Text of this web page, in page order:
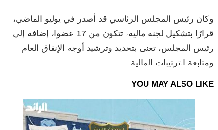
وكان رئيس المجلس الرئاسي قد أصدر في يوليو الماضي،
قرارًا بتشكيل لجنة مالية، تتكون من 17 عضوا، إضافة إلى
رئيس المجلس، تعنى بتحديد وترشيد أوجه الإنفاق العام
ومتابعة الترتيبات المالية.
YOU MAY ALSO LIKE